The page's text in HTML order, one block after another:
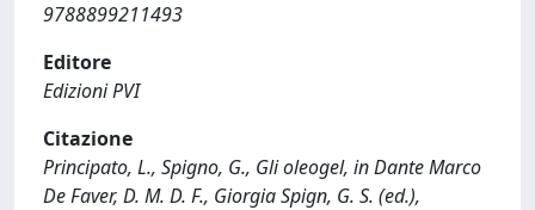
9788899211493
Editore
Edizioni PVI
Citazione
Principato, L., Spigno, G., Gli oleogel, in Dante Marco
De Faver, D. M. D. F., Giorgia Spign, G. S. (ed.),